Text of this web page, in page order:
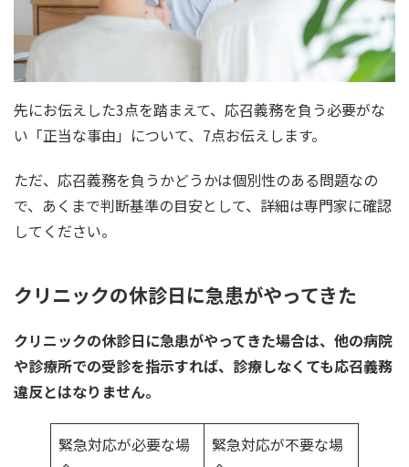
先にお伝えした3点を踏まえて、応召義務を負う必要がな
い「正当な事由」について、7点お伝えします。
ただ、応召義務を負うかどうかは個別性のある問題なの
で、あくまで判断基準の目安として、詳細は専門家に確認
してください。
クリニックの休診日に急患がやってきた
クリニックの休診日に急患がやってきた場合は、他の病院
や診療所での受診を指示すれば、診療しなくても応召義務
違反とはなりません。
緊急対応が必要な場
緊急対応が不要な場